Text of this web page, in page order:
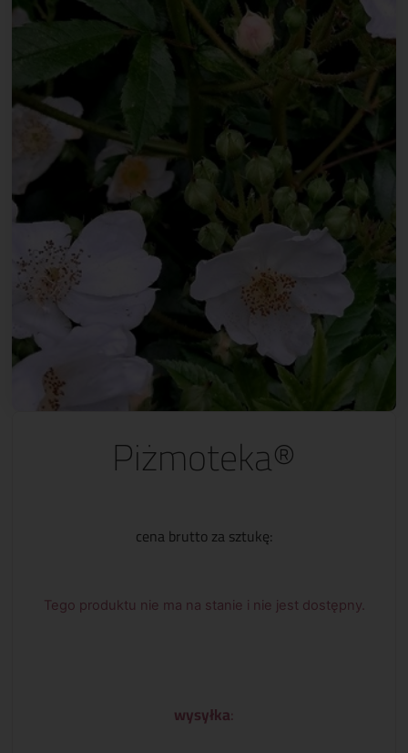
Piżmoteka®
cena brutto za sztukę:
Tego produktu nie ma na stanie i nie jest dostępny.
wysyłka: